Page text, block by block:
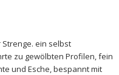
ein selbst
zu gewölbten Profilen,⁢ fein
und Esche, bespannt ​mit